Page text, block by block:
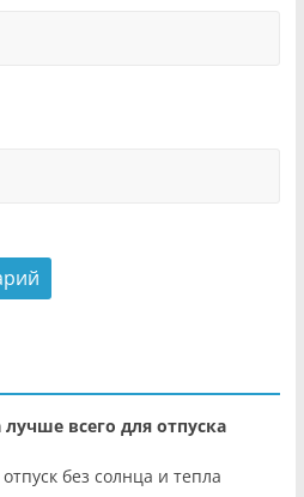
всего для отпуска
без солнца и тепла